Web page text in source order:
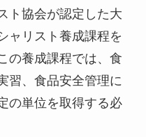
ト協会が認定した大
ャリスト養成課程を
の養成課程では、食
習、食品安全管理に
の単位を取得する必